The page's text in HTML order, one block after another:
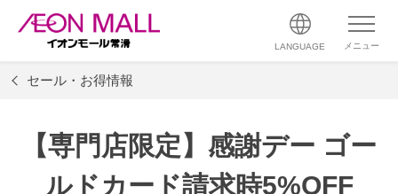
LANGUAGE メニュー
セール・お得情報
【専門店限定】感謝デー ゴー
ルドカード請求時5%OFF